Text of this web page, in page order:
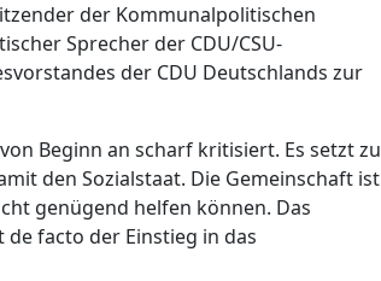
der Kommunalpolitischen
Sprecher der CDU/CSU-
der CDU Deutschlands zur
Beginn an scharf kritisiert. Es setzt zu
den Sozialstaat. Die Gemeinschaft ist
genügend helfen können. Das
facto der Einstieg in das